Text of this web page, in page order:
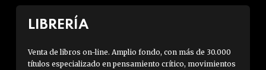
LIBRERÍA
Venta de libros on-line. Amplio fondo, con más de 30.000
títulos especializado en pensamiento crítico, movimientos